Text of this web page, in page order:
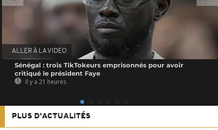
ALLER À LA VIDEO
Sénégal : trois TikTokeurs emprisonnés pour avoir
critiqué le président Faye
Il y a 21 heures
PLUS D'ACTUALITÉS